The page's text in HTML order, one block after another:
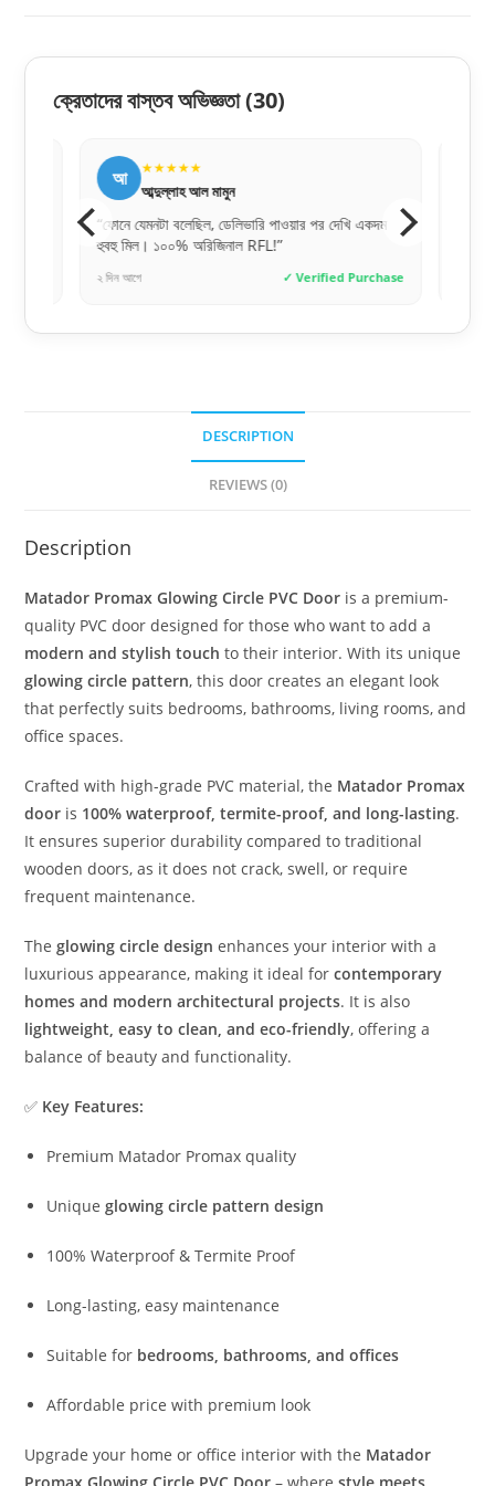
ক্রেতাদের বাস্তব অভিজ্ঞতা(30)
আ ★★★★★
আব্দুল্লাহ আল মামুন
“ফোনে যেমনটা বলেছিল, ডেলিভারি পাওয়ার পর দেখি একদম
হুবহু মিল। ১০০% অরিজিনাল RFL!”
২ দিন আগে ✓ Verified Purchase
DESCRIPTION
REVIEWS (0)
Description
Matador Promax Glowing Circle PVC Door is a premium-
quality PVC door designed for those who want to add a
modern and stylish touch to their interior. With its unique
glowing circle pattern, this door creates an elegant look
that perfectly suits bedrooms, bathrooms, living rooms, and
office spaces.
Crafted with high-grade PVC material, the Matador Promax
door is 100% waterproof, termite-proof, and long-lasting.
It ensures superior durability compared to traditional
wooden doors, as it does not crack, swell, or require
frequent maintenance.
Theglowing circle design enhances your interior with a
luxurious appearance, making it ideal forcontemporary
homes and modern architectural projects. It is also
lightweight, easy to clean, and eco-friendly, offering a
balance of beauty and functionality.
✅ Key Features:
Premium Matador Promax quality
Uniqueglowing circle pattern design
100% Waterproof & Termite Proof
Long-lasting, easy maintenance
Suitable for bedrooms, bathrooms, and offices
Affordable price with premium look
Upgrade your home or office interior with the Matador